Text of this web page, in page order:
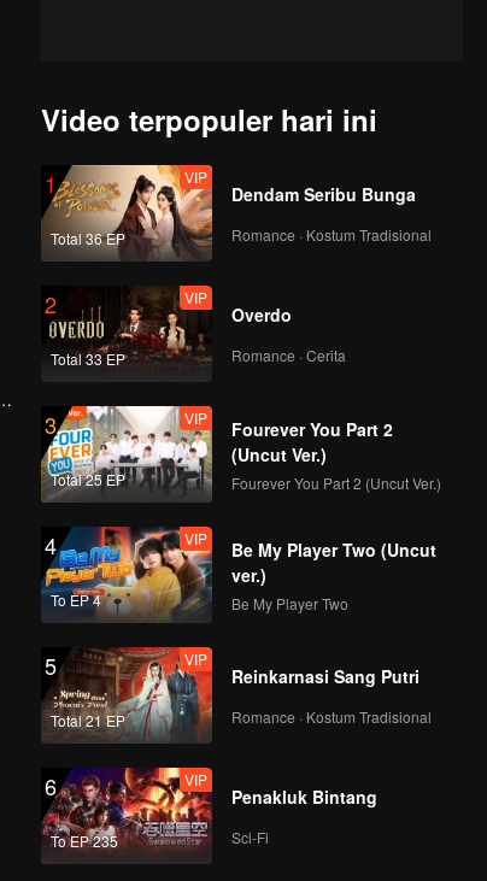
Video terpopuler hari ini
1
Total 36 EP
VIP
Dendam Seribu Bunga
Romance · Kostum Tradisional
2
Total 33 EP
VIP
Overdo
Romance · Cerita
3
Total 25 EP
VIP
Fourever You Part 2
(Uncut Ver.)
Fourever You Part 2 (Uncut Ver.)
4
To EP 4
VIP
Be My Player Two (Uncut
ver.)
Be My Player Two
5
Total 21 EP
VIP
Reinkarnasi Sang Putri
Romance · Kostum Tradisional
6
To EP 235
VIP
Penakluk Bintang
Sci-Fi